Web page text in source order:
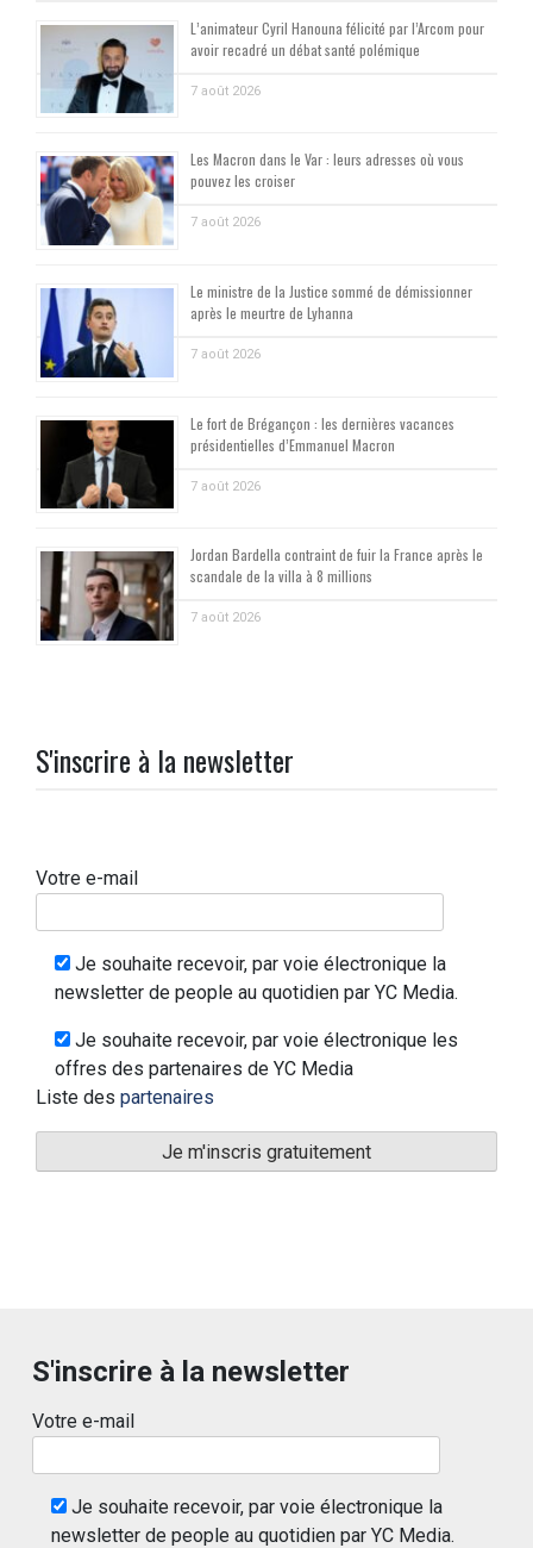
L’animateur Cyril Hanouna félicité par l’Arcom pour
avoir recadré un débat santé polémique
7 août 2026
Les Macron dans le Var : leurs adresses où vous
pouvez les croiser
7 août 2026
Le ministre de la Justice sommé de démissionner
après le meurtre de Lyhanna
7 août 2026
Le fort de Brégançon : les dernières vacances
présidentielles d’Emmanuel Macron
7 août 2026
Jordan Bardella contraint de fuir la France après le
scandale de la villa à 8 millions
7 août 2026
S'inscrire à la newsletter
Votre e-mail
Je souhaite recevoir, par voie électronique la
newsletter de people au quotidien par YC Media.
Je souhaite recevoir, par voie électronique les
offres des partenaires de YC Media
Liste des partenaires
S'inscrire à la newsletter
Votre e-mail
Je souhaite recevoir, par voie électronique la
newsletter de people au quotidien par YC Media.